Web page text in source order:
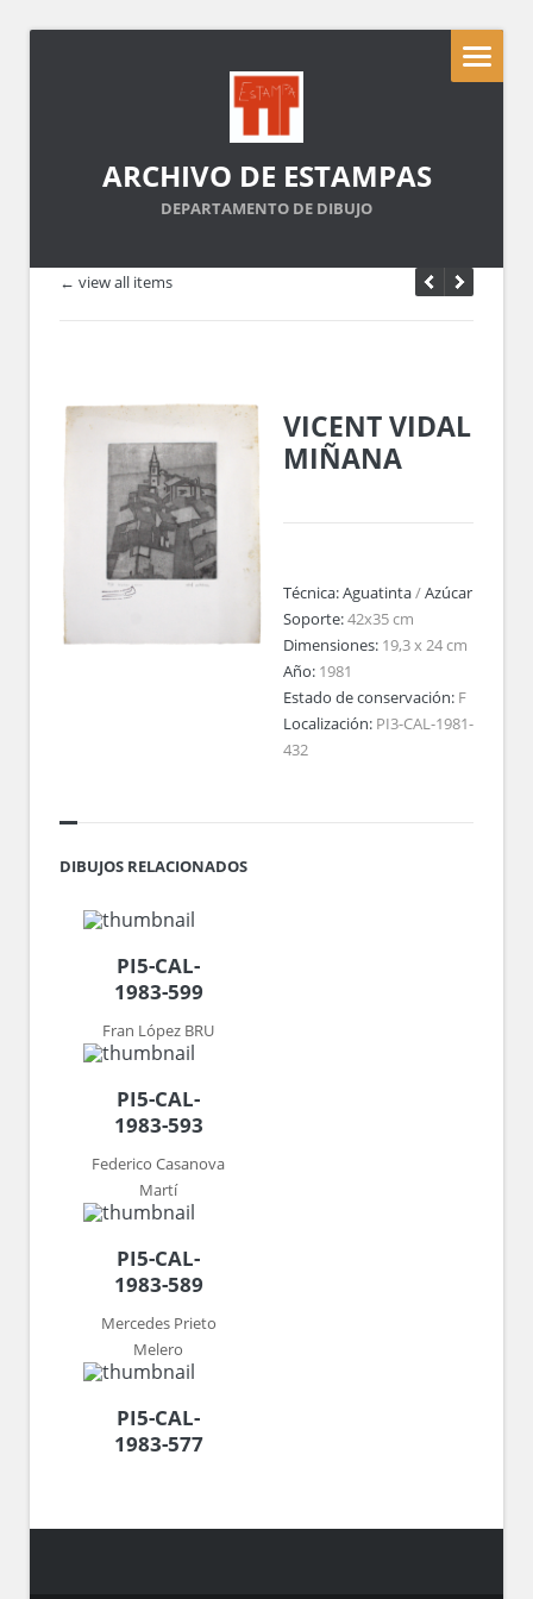
ARCHIVO DE ESTAMPAS
DEPARTAMENTO DE DIBUJO
← view all items
VICENT VIDAL
MIÑANA
Técnica:Aguatinta/Azúcar
Soporte:42x35 cm
Dimensiones: 19,3 x 24 cm
Año: 1981
Estado de conservación: F
Localización: PI3-CAL-1981-
432
DIBUJOS RELACIONADOS
PI5-CAL-
1983-599
Fran López BRU
PI5-CAL-
1983-593
Federico Casanova
Martí
PI5-CAL-
1983-589
Mercedes Prieto
Melero
PI5-CAL-
1983-577